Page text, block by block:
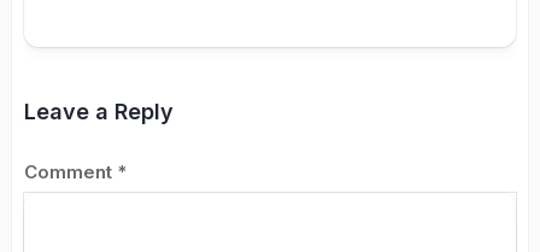
Leave a Reply
Comment *